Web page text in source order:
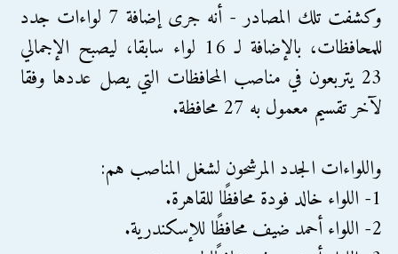
وكشفت تلك المصادر - أنه جرى إضافة 7 لواءات جدد
للمحافظات، بالإضافة لـ 16 لواء سابقا، ليصبح الإجمالي
23 يتربعون في مناصب المحافظات التي يصل عددها وفقا
لآخر تقسيم معمول به 27 محافظة.
واللواءات الجدد المرشحون لشغل المناصب هم:
1- اللواء خالد فودة محافظًا للقاهرة.
2- اللواء أحمد ضيف محافظًا للإسكندرية.